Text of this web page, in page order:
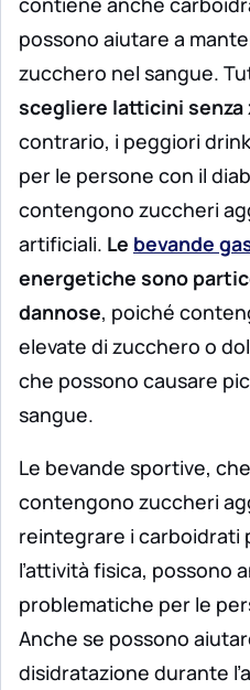
possono aiutare a
zucchero nel sangue.
scegliere latticini
contrario, i peggiori
per le persone con il
contengono zuccheri
artificiali. Le bevande
energetiche sono
dannose, poiché
elevate di zucchero o
che possono causare
sangue.
Le bevande sportive,
contengono zuccheri
reintegrare i carboidrati
l’attività fisica, possono
problematiche per le
Anche se possono
disidratazione durante